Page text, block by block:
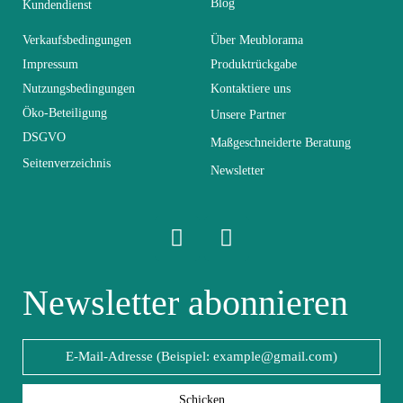
Höhe 35
Breite 60
Länge 120
60
Hochklappbar Nicht hochklappbar
Massivholz und
Metall
Kundendienst
Blog
Verkaufsbedingungen
Impressum
Nutzungsbedingungen
Öko-Beteiligung
DSGVO
Seitenverzeichnis
Über Meublorama
Produktrückgabe
Kontaktiere uns
Unsere Partner
Maßgeschneiderte Beratung
Newsletter
Newsletter abonnieren
Schicken